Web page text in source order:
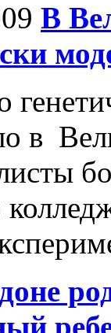
В
в